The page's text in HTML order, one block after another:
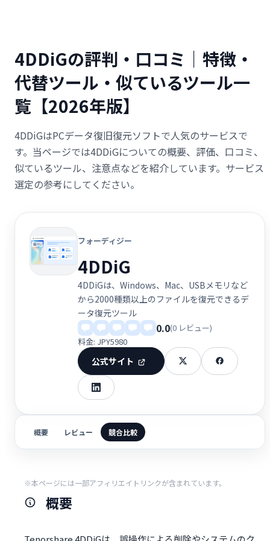
4DDiGの評判・口コミ｜特徴・
代替ツール・似ているツール一
覧【2026年版】
4DDiGはPCデータ復旧復元ソフトで人気のサービスで
す。当ページでは4DDiGについての概要、評価、口コミ、
似ているツール、注意点などを紹介しています。サービス
選定の参考にしてください。
フォーディジー
4DDiG
4DDiGは、Windows、Mac、USBメモリなど
から2000種類以上のファイルを復元できるデ
ータ復元ツール
0.0(0 レビュー)
料金: JPY5980
公式サイト
概要 レビュー 競合比較
※本ページには一部アフィリエイトリンクが含まれています。
概要